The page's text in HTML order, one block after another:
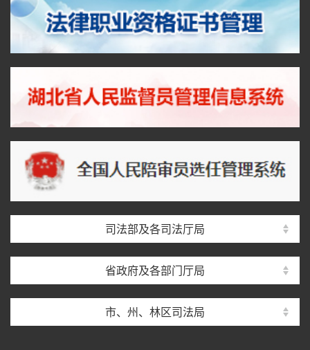
司法部及各司法厅局
省政府及各部门厅局
市、州、林区司法局